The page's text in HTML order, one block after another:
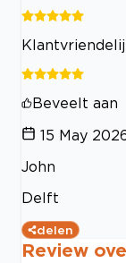
Beveelt aan
15 May
John
Delft
delen
Review